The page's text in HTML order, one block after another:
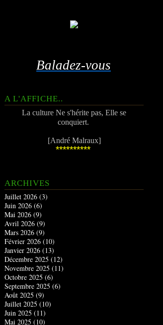
Baladez-vous
A L'AFFICHE..
La culture Ne s'hérite pas, Elle se
conquiert.
[André Malraux]
**********
ARCHIVES
Juillet 2026 (3)
Juin 2026 (6)
Mai 2026 (9)
Avril 2026 (9)
Mars 2026 (9)
Février 2026 (10)
Janvier 2026 (13)
Décembre 2025 (12)
Novembre 2025 (11)
Octobre 2025 (6)
Septembre 2025 (6)
Août 2025 (9)
Juillet 2025 (10)
Juin 2025 (11)
Mai 2025 (10)